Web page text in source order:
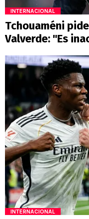
INTERNACIONAL
Tchouaméni
Valverde: "Es
INTERNACIONAL